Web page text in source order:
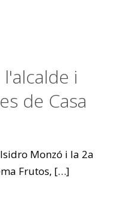
i
de Casa
Monzó i la 2a
Frutos, […]